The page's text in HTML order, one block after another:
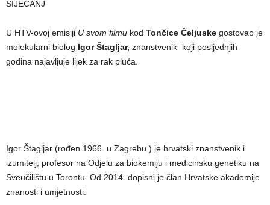
SIJEČANJ
U HTV-ovoj emisiji U svom filmu kod Tončice Čeljuske gostovao je
molekularni biolog Igor Štagljar, znanstvenik koji posljednjih
godina najavljuje lijek za rak pluća.
Igor Štagljar (rođen 1966. u Zagrebu ) je hrvatski znanstvenik i
izumitelj, profesor na Odjelu za biokemiju i medicinsku genetiku na
Sveučilištu u Torontu. Od 2014. dopisni je član Hrvatske akademije
znanosti i umjetnosti.